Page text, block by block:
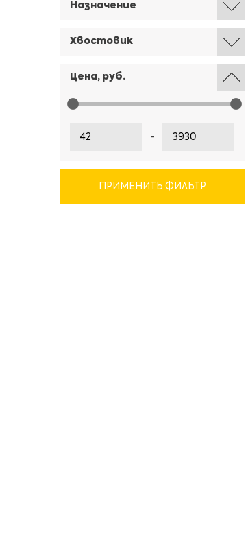
Назначение
Хвостовик
Цена, руб.
-
ПРИМЕНИТЬ ФИЛЬТР